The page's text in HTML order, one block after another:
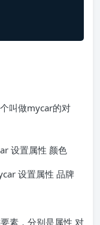
叫做mycar的对
设置属性 颜色
设置属性 品牌
素，分别是属性 对